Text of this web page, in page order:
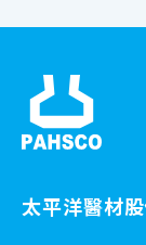
太平洋醫材